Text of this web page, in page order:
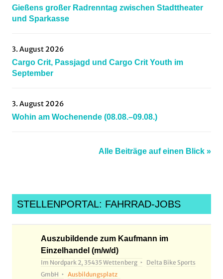
Gießens großer Radrenntag zwischen Stadttheater
und Sparkasse
3. August 2026
Cargo Crit, Passjagd und Cargo Crit Youth im
September
3. August 2026
Wohin am Wochenende (08.08.–09.08.)
Alle Beiträge auf einen Blick »
STELLENPORTAL: FAHRRAD-JOBS
Auszubildende zum Kaufmann im
Einzelhandel (m/w/d)
Im Nordpark 2, 35435 Wettenberg
Delta Bike Sports
GmbH
Ausbildungsplatz